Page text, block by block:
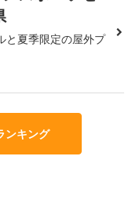
と夏季限定の屋外プ
ンキング